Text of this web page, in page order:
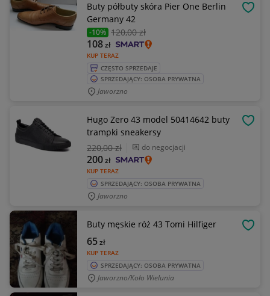
Buty półbuty skóra Pier One Berlin
Germany 42
-10% 120,00 zł
KUP TERAZ
108zł
CZĘSTO SPRZEDAJE
SPRZEDAJĄCY: OSOBA PRYWATNA
Jaworzno
Hugo Zero 43 model 50414642 buty
trampki sneakersy
220,00 zł do negocjacji
KUP TERAZ
200zł
SPRZEDAJĄCY: OSOBA PRYWATNA
Jaworzno
Buty męskie róż 43 Tomi Hilfiger
KUP TERAZ
65zł
SPRZEDAJĄCY: OSOBA PRYWATNA
Jaworzno/koło Wielunia